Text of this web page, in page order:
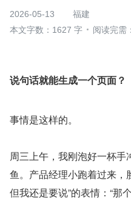
2026-05-13
福建
本文字数：1627 字
阅读完需
说句话就能生成一个页面？
事情是这样的。
周三上午，我刚泡好一杯
鱼。产品经理小跑着过来，
但我还是要说”的表情：“